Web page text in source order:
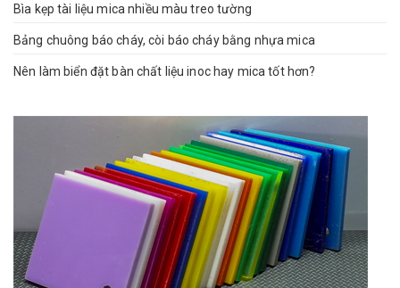
Bìa kẹp tài liệu mica nhiều màu treo tường
Bảng chuông báo cháy, còi báo cháy bằng nhựa mica
Nên làm biển đặt bàn chất liệu inoc hay mica tốt hơn?